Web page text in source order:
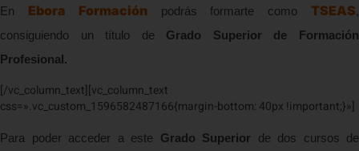
En Ebora Formaciónpodrás formarte comoTSEAS,
consiguiendo un título de Grado Superior de Formación
Profesional.
[/vc_column_text][vc_column_text
css=».vc_custom_1596582487166{margin-bottom: 40px !important;}»]
Para poder acceder a este Grado Superior de dos cursos de